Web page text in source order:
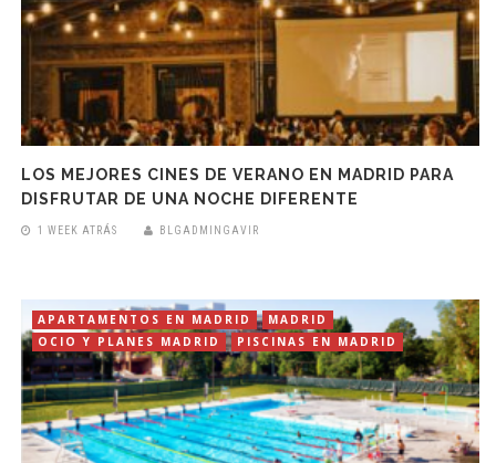
LOS MEJORES CINES DE VERANO EN MADRID PARA
DISFRUTAR DE UNA NOCHE DIFERENTE
1 WEEK ATRÁS BLGADMINGAVIR
APARTAMENTOS EN MADRID
MADRID
OCIO Y PLANES MADRID
PISCINAS EN MADRID